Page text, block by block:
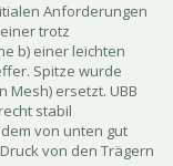
Anforderungen
trotz
b) einer leichten
Spitze wurde
Mesh) ersetzt. UBB
stabil
von unten gut
von den Trägern